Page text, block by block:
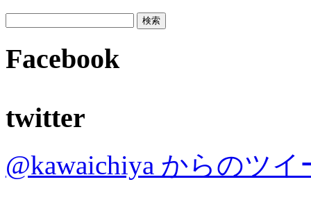
Facebook
twitter
@kawaichiya からのツイ